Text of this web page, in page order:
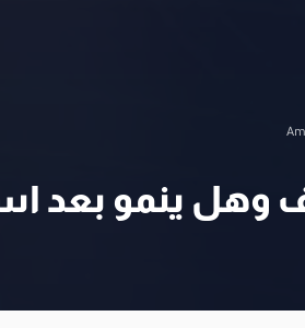
وهل ينمو بعد